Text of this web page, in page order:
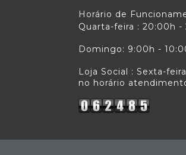
Horário de
Quarta-feira : 20:00h -
Domingo: 9:00h -
Loja Social : Sexta-
no horário